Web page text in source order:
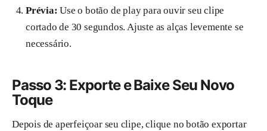
Prévia: Use o botão de play para ouvir seu clipe
cortado de 30 segundos. Ajuste as alças levemente se
necessário.
Passo 3: Exporte e Baixe Seu Novo
Toque
Depois de aperfeiçoar seu clipe, clique no botão exportar